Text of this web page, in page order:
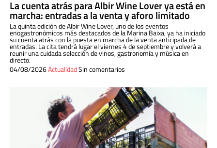
La cuenta atrás para Albir Wine Lover ya está en
marcha: entradas a la venta y aforo limitado
La quinta edición de Albir Wine Lover, uno de los eventos
enogastronómicos más destacados de la Marina Baixa, ya ha iniciado
su cuenta atrás con la puesta en marcha de la venta anticipada de
entradas. La cita tendrá lugar el viernes 4 de septiembre y volverá a
reunir una cuidada selección de vinos, gastronomía y música en
directo.
04/08/2026ActualidadSin comentarios